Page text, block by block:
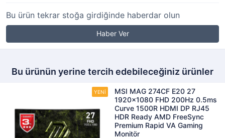
Bu ürün tekrar stoğa girdiğinde haberdar olun
Haber Ver
Bu ürünün yerine tercih edebileceğiniz ürünler
MSI MAG 274CF E20 27
1920x1080 FHD 200Hz 0.5ms
Curve 1500R HDMI DP RJ45
HDR Ready AMD FreeSync
Premium Rapid VA Gaming
Monitör